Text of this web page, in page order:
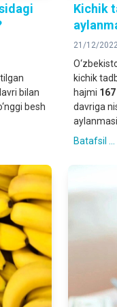
bilan
besh
Kichik
21/12/
kichik
hajmi
davriga
Batafsil ...